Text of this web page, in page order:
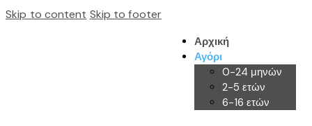
Skip to content Skip to footer
Αρχική
Αγόρι
0-24 μηνών
2-5 ετών
6-16 ετών